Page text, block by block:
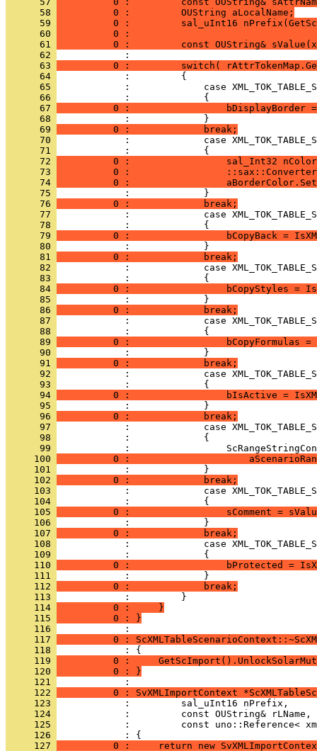
      58
          0 :         OUString aLocalName;
      59
0 :         sal_uInt16
      60
0 :
      61
0 :         const OUString&
      62
      63
0 :         switch(
      64
      65
      66
      67
0 :                 bDisplayBorder
      68
      69
          0 :             break;
      70
      71
      72
0 :                 sal_Int32
      73
0 :
      74
0 :
      75
      76
          0 :             break;
      77
      78
      79
0 :                 bCopyBack =
      80
      81
          0 :             break;
      82
      83
      84
0 :                 bCopyStyles =
      85
      86
          0 :             break;
      87
      88
      89
0 :                 bCopyFormulas =
      90
      91
          0 :             break;
      92
      93
      94
0 :                 bIsActive =
      95
      96
          0 :             break;
      97
      98
      99
     100
0 :
     101
     102
          0 :             break;
     103
     104
     105
0 :                 sComment =
     106
     107
          0 :             break;
     108
     109
     110
0 :                 bProtected =
     111
     112
          0 :             break;
     113
     114
          0 :     }
     115
          0 : }
     116
     117
0 :
     118
     119
0 :
     120
          0 : }
     121
     122
0 : SvXMLImportContext
     123
     124
     125
     126
     127
0 :     return new